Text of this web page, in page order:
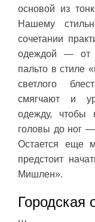
основой из
Нашему
сочетании
одеждой — от
пальто в стиле
светлого
смягчают и
одежду, чтобы
головы до ног
Остается еще
предстоит
Мишлен».
Городская